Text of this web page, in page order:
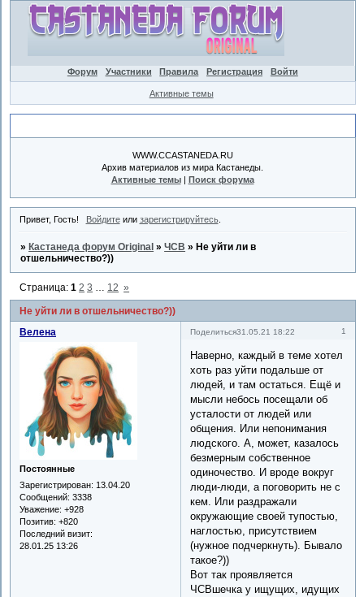
Форум Участники Правила Регистрация Войти
Активные темы
WWW.CCASTANEDA.RU
Архив материалов из мира Кастанеды.
Активные темы| Поиск форума
Привет, Гость! Войдитеили зарегистрируйтесь.
» Кастанеда форум Original »ЧСВ » Не уйти ли в
отшельничество?))
Не уйти ли в отшельничество?))
Страница:1 2 3 12 »
Поделиться 1
31.05.21 18:22
Велена
Постоянные
Зарегистрирован: 13.04.20
Сообщений: 3338
Уважение: +928
Позитив: +820
Последний визит:
28.01.25 13:26
Наверно, каждый в теме хотел
хоть раз уйти подальше от
людей, и там остаться. Ещё и
мысли небось посещали об
усталости от людей или
общения. Или непонимания
людского. А, может, казалось
безмерным собственное
одиночество. И вроде вокруг
люди-люди, а поговорить не с
кем. Или раздражали
окружающие своей тупостью,
наглостью, присутствием
(нужное подчеркнуть). Бывало
такое?))
Вот так проявляется
ЧСВшечка у ищущих, идущих